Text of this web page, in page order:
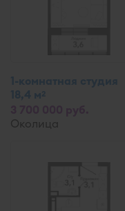
1-комнатная студия
18,4 м2
Околица